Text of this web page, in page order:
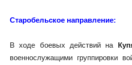
Старобельское направление:
В ходе боевых действий на
военнослужащими группировки